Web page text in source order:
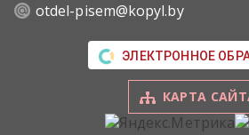
otdel-pisem@kopyl.by
ЭЛЕКТРОННОЕ
КАРТА